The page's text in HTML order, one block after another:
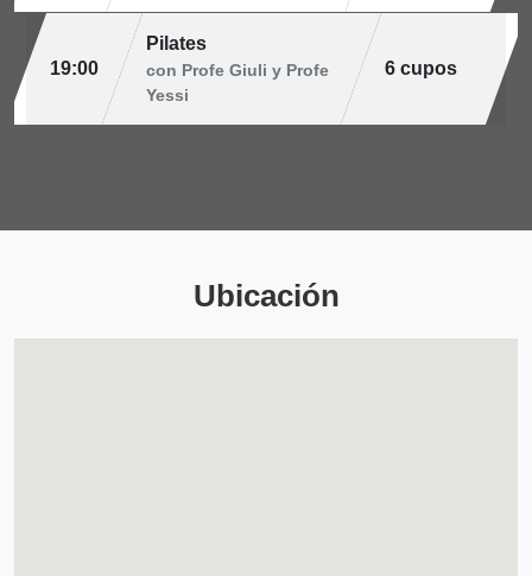
19:00
Pilates
con Profe Giuli y Profe
Yessi
6 cupos
Ubicación